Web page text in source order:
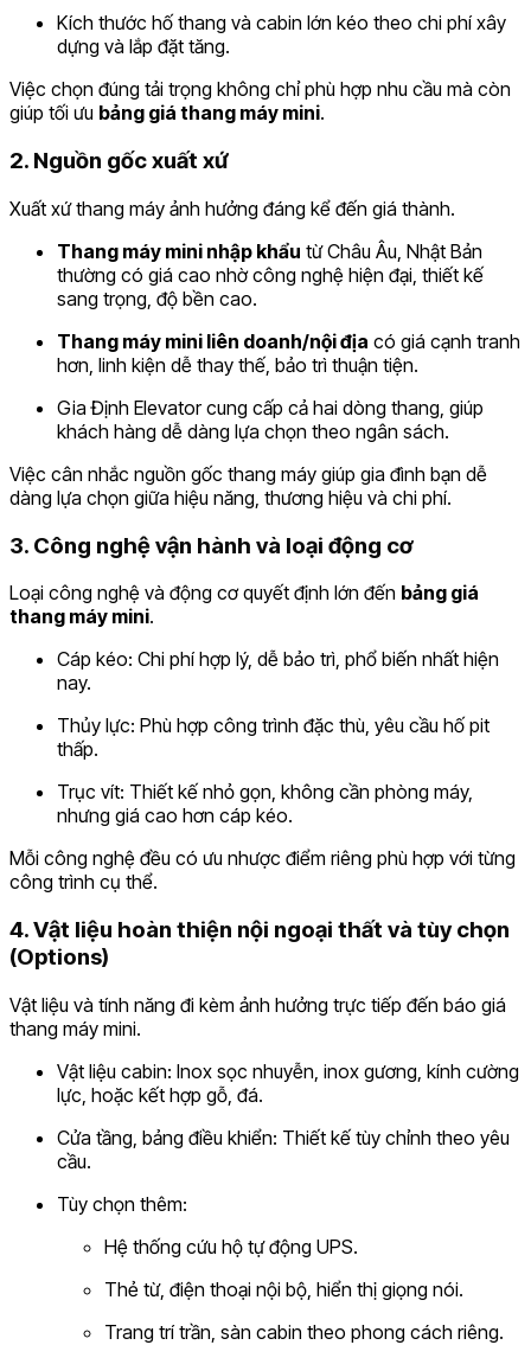
Kích thước hố thang và cabin lớn kéo theo chi phí xây
dựng và lắp đặt tăng.
Việc chọn đúng tải trọng không chỉ phù hợp nhu cầu mà còn
giúp tối ưu bảng giá thang máy mini.
2. Nguồn gốc xuất xứ
Xuất xứ thang máy ảnh hưởng đáng kể đến giá thành.
Thang máy mini nhập khẩu từ Châu Âu, Nhật Bản
thường có giá cao nhờ công nghệ hiện đại, thiết kế
sang trọng, độ bền cao.
Thang máy mini liên doanh/nội địa có giá cạnh tranh
hơn, linh kiện dễ thay thế, bảo trì thuận tiện.
Gia Định Elevator cung cấp cả hai dòng thang, giúp
khách hàng dễ dàng lựa chọn theo ngân sách.
Việc cân nhắc nguồn gốc thang máy giúp gia đình bạn dễ
dàng lựa chọn giữa hiệu năng, thương hiệu và chi phí.
3. Công nghệ vận hành và loại động cơ
Loại công nghệ và động cơ quyết định lớn đến bảng giá
thang máy mini.
Cáp kéo: Chi phí hợp lý, dễ bảo trì, phổ biến nhất hiện
nay.
Thủy lực: Phù hợp công trình đặc thù, yêu cầu hố pit
thấp.
Trục vít: Thiết kế nhỏ gọn, không cần phòng máy,
nhưng giá cao hơn cáp kéo.
Mỗi công nghệ đều có ưu nhược điểm riêng phù hợp với từng
công trình cụ thể.
4. Vật liệu hoàn thiện nội ngoại thất và tùy chọn
(Options)
Vật liệu và tính năng đi kèm ảnh hưởng trực tiếp đến báo giá
thang máy mini.
Vật liệu cabin: Inox sọc nhuyễn, inox gương, kính cường
lực, hoặc kết hợp gỗ, đá.
Cửa tầng, bảng điều khiển: Thiết kế tùy chỉnh theo yêu
cầu.
Tùy chọn thêm:
Hệ thống cứu hộ tự động UPS.
Thẻ từ, điện thoại nội bộ, hiển thị giọng nói.
Trang trí trần, sàn cabin theo phong cách riêng.